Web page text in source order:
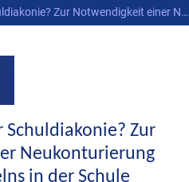
Schulpastoral oder Schuldiakonie? Zur Notwendigkeit einer Neukonturierung christlichen Handelns in der Schule angesichts wachsender Konfessionslosigkeit